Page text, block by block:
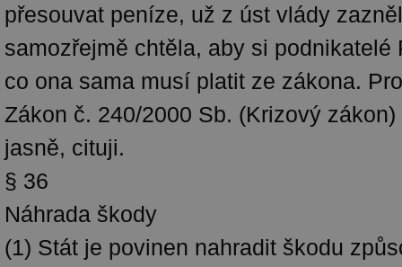
přesouvat peníze, už z úst vlády
samozřejmě chtěla, aby si podnikatelé
co ona sama musí platit ze zákona.
Zákon č. 240/2000 Sb. (Krizový
jasně, cituji.
§ 36
Náhrada škody
(1) Stát je povinen nahradit škodu